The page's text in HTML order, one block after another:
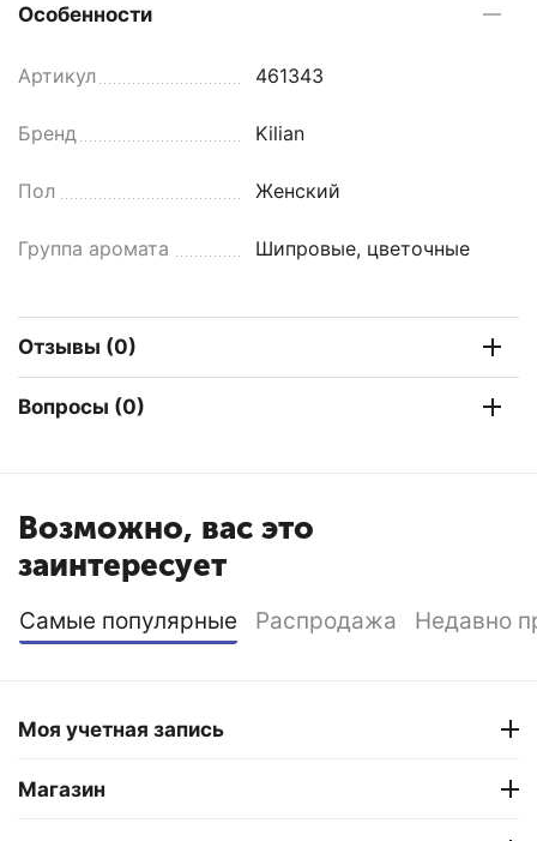
Особенности
Артикул 461343
Бренд Kilian
Пол Женский
Группа аромата Шипровые, цветочные
Отзывы (0)
Вопросы (0)
Возможно, вас это
заинтересует
Самые популярные Распродажа Недавно
Моя учетная запись
Магазин